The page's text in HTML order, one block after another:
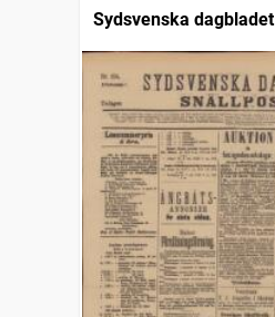
Sydsvenska dagbladet